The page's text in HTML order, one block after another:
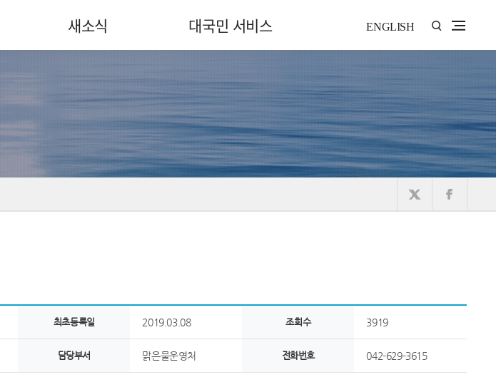
새소식 대국민 서비스 ENGLISH
최초등록일 2019.03.08 조회수 3919
담당부서 맑은물운영처 전화번호 042-629-3615